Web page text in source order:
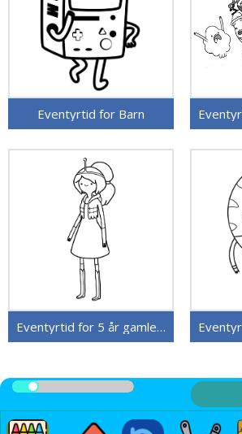
Eventyrtid for Barn
Eventyrtid for 5 år gamle Barn